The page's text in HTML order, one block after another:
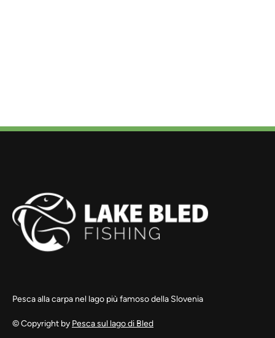
Pesca alla carpa nel lago più famoso della Slovenia
© Copyright by Pesca sul lago di Bled